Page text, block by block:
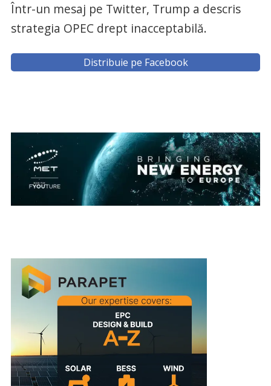
Într-un mesaj pe Twitter, Trump a descris
strategia OPEC drept inacceptabilă.
Distribuie pe Facebook